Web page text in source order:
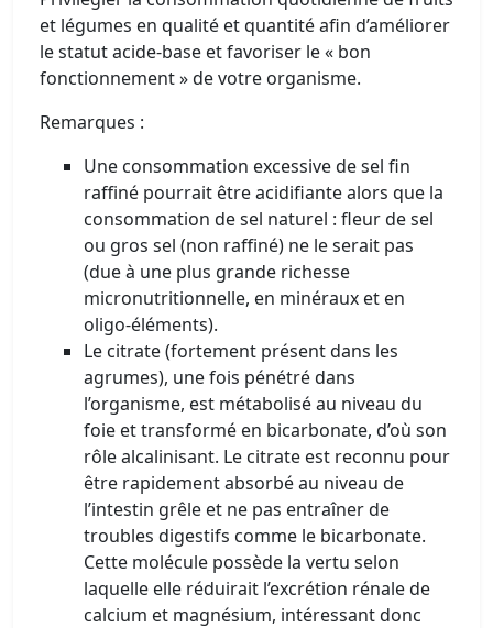
et légumes en qualité et quantité afin d’améliorer
le statut acide-base et favoriser le « bon
fonctionnement » de votre organisme.
Remarques :
Une consommation excessive de sel fin
raffiné pourrait être acidifiante alors que la
consommation de sel naturel : fleur de sel
ou gros sel (non raffiné) ne le serait pas
(due à une plus grande richesse
micronutritionnelle, en minéraux et en
oligo-éléments).
Le citrate (fortement présent dans les
agrumes), une fois pénétré dans
l’organisme, est métabolisé au niveau du
foie et transformé en bicarbonate, d’où son
rôle alcalinisant. Le citrate est reconnu pour
être rapidement absorbé au niveau de
l’intestin grêle et ne pas entraîner de
troubles digestifs comme le bicarbonate.
Cette molécule possède la vertu selon
laquelle elle réduirait l’excrétion rénale de
calcium et magnésium, intéressant donc